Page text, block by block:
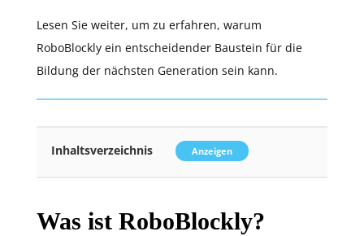
Lesen Sie weiter, um zu erfahren, warum
RoboBlockly ein entscheidender Baustein für die
Bildung der nächsten Generation sein kann.
Inhaltsverzeichnis Anzeigen
Was ist RoboBlockly?